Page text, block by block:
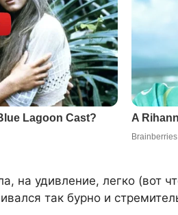
на удивление, легко (вот
так бурно и